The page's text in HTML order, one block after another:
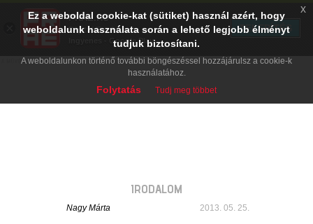
IRODALOM
Nagy Márta 2013. 05. 25.
Ez a weboldal cookie-kat (sütiket) használ azért, hogy
weboldalunk használata során a lehető legjobb élményt
tudjuk biztosítani.
A weboldalunkon történő további böngészéssel hozzájárulsz a cookie-k
használatához.
Folytatás Tudj meg többet
x
PRAE.HU
Digital Evolution
Ingyenes - Google Play
TELEPÍTÉS